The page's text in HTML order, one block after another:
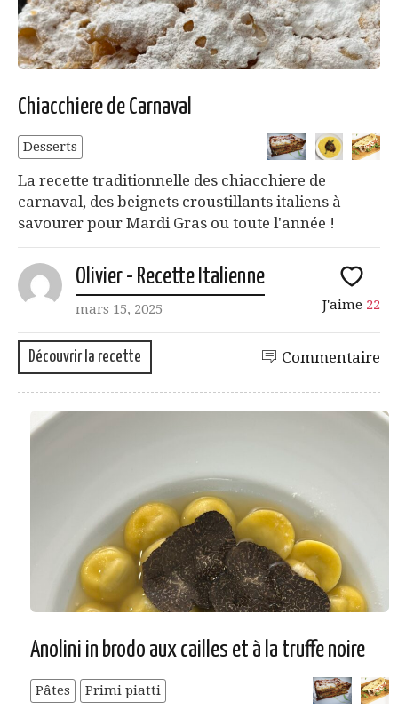
Chiacchiere de Carnaval
Desserts
La recette traditionnelle des chiacchiere de
carnaval, des beignets croustillants italiens à
savourer pour Mardi Gras ou toute l'année !
Olivier - Recette Italienne
mars 15, 2025 J'aime 22
Découvrir la recette Commentaire
Anolini in brodo aux cailles et à la truffe noire
Pâtes Primi piatti